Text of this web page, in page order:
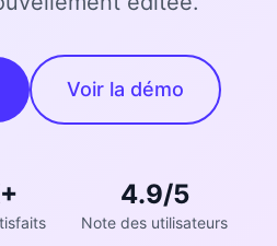
Voir la démo
4.9/5
Note des utilisateurs